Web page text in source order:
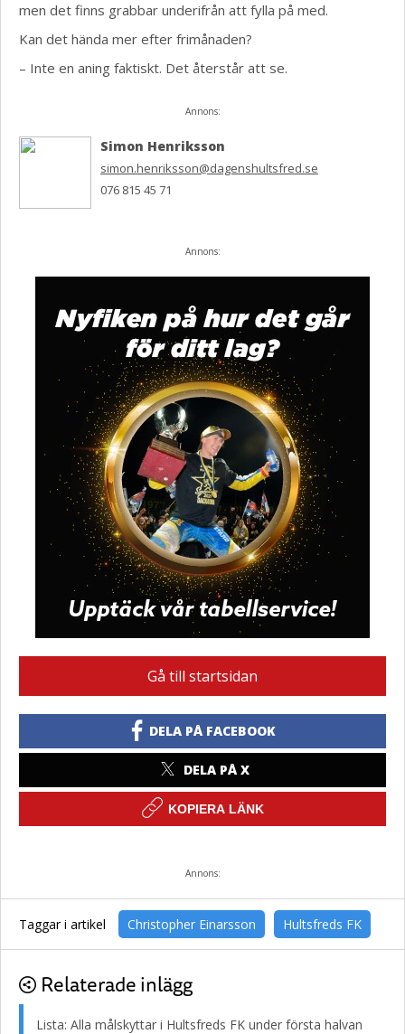
men det finns grabbar underifrån att fylla på med.
Kan det hända mer efter frimånaden?
– Inte en aning faktiskt. Det återstår att se.
Annons:
Simon Henriksson
simon.henriksson@dagenshultsfred.se
076 815 45 71
Annons:
Gå till startsidan
DELA PÅ FACEBOOK
DELA PÅ X
KOPIERA LÄNK
Annons:
Taggar i artikel Christopher Einarsson Hultsfreds FK
Relaterade inlägg
Lista: Alla målskyttar i Hultsfreds FK under första halvan